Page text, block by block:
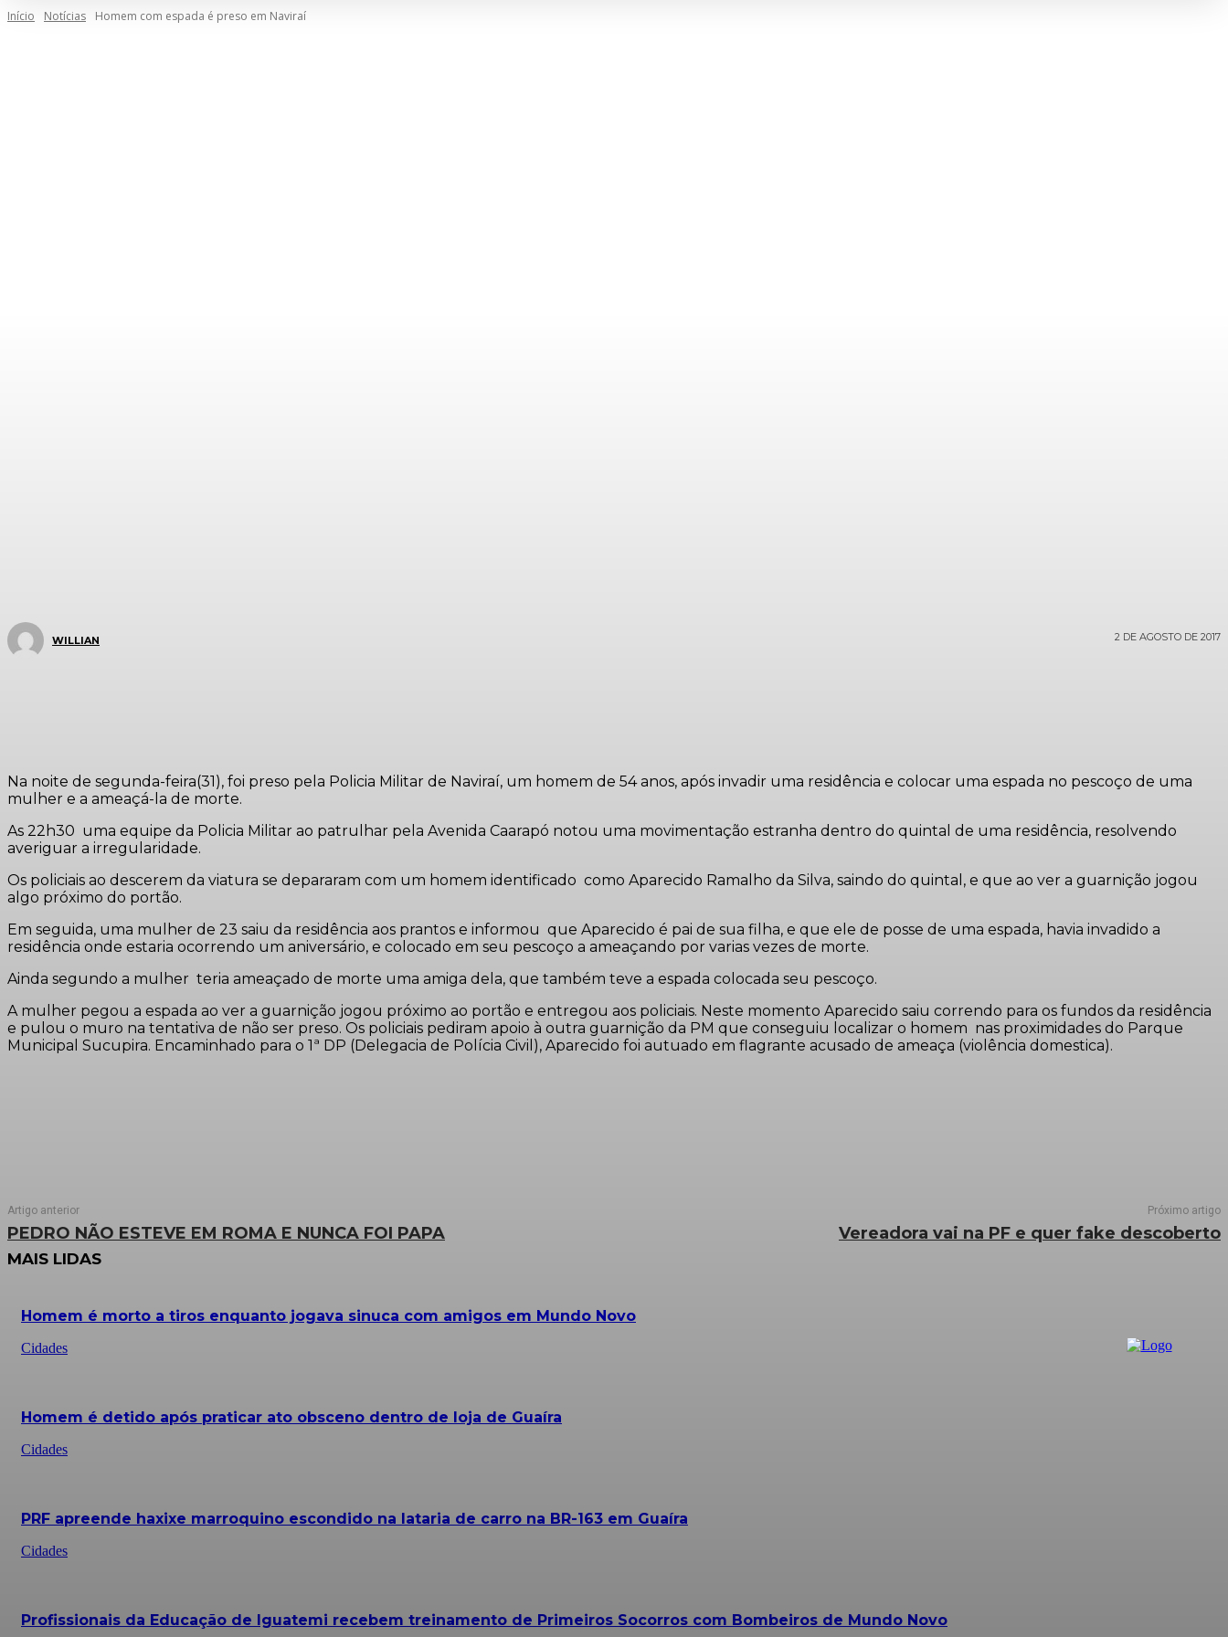
Início Notícias Homem com espada é preso em Naviraí
WILLIAN 2 DE AGOSTO DE 2017
Na noite de segunda-feira(31), foi preso pela Policia Militar de Naviraí, um homem de 54 anos, após invadir uma residência e colocar uma espada no pescoço de uma
mulher e a ameaçá-la de morte.
As 22h30 uma equipe da Policia Militar ao patrulhar pela Avenida Caarapó notou uma movimentação estranha dentro do quintal de uma residência, resolvendo
averiguar a irregularidade.
Os policiais ao descerem da viatura se depararam com um homem identificado como Aparecido Ramalho da Silva, saindo do quintal, e que ao ver a guarnição jogou
algo próximo do portão.
Em seguida, uma mulher de 23 saiu da residência aos prantos e informou que Aparecido é pai de sua filha, e que ele de posse de uma espada, havia invadido a
residência onde estaria ocorrendo um aniversário, e colocado em seu pescoço a ameaçando por varias vezes de morte.
Ainda segundo a mulher teria ameaçado de morte uma amiga dela, que também teve a espada colocada seu pescoço.
A mulher pegou a espada ao ver a guarnição jogou próximo ao portão e entregou aos policiais. Neste momento Aparecido saiu correndo para os fundos da residência
e pulou o muro na tentativa de não ser preso. Os policiais pediram apoio à outra guarnição da PM que conseguiu localizar o homem nas proximidades do Parque
Municipal Sucupira. Encaminhado para o 1ª DP (Delegacia de Polícia Civil), Aparecido foi autuado em flagrante acusado de ameaça (violência domestica).
Artigo anterior
PEDRO NÃO ESTEVE EM ROMA E NUNCA FOI PAPA
Próximo artigo
Vereadora vai na PF e quer fake descoberto
MAIS LIDAS
Homem é morto a tiros enquanto jogava sinuca com amigos em Mundo Novo
Cidades
Homem é detido após praticar ato obsceno dentro de loja de Guaíra
Cidades
PRF apreende haxixe marroquino escondido na lataria de carro na BR-163 em Guaíra
Cidades
Profissionais da Educação de Iguatemi recebem treinamento de Primeiros Socorros com Bombeiros de Mundo Novo